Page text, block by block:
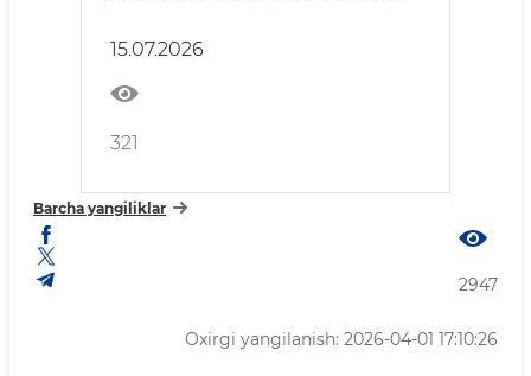
15.07.2026
321
Barcha yangiliklar
2947
Oxirgi yangilanish: 2026-04-01 17:10:26